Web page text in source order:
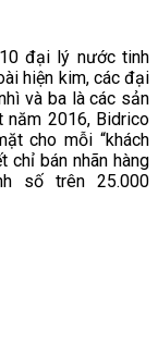
đại lý nước tinh
hiện kim, các đại
và ba là các sản
2016, Bidrico
cho mỗi “khách
chỉ bán nhãn hàng
số trên 25.000